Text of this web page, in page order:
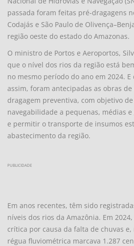
passada foram feitas pré-dragagens
Codajás e São Paulo de
região oeste do estado do Amazonas.
O ministro de Portos e Aeroportos,
que o nível dos rios da região está
no mesmo período do ano em 2024.
assim, foram antecipadas as obras
dragagem preventiva, com objetivo
navegabilidade a pequenas, médias
e permitir o transporte de insumos
abastecimento da região.
PUBLICIDADE
Em anos recentes, têm sido
níveis dos rios da Amazônia. Em
crítica por causa da falta de chuvas
régua fluviométrica marcava 1.287